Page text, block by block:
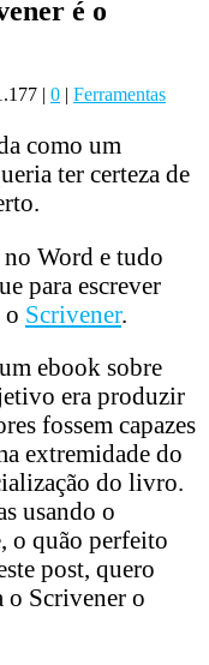
é o
| 0 | Ferramentas
como um
ter certeza de
no Word e tudo
para escrever
o Scrivener.
ebook sobre
era produzir
fossem capazes
extremidade do
do livro.
usando o
o quão perfeito
post, quero
o Scrivener o